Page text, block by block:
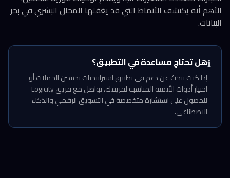
الأهم أنه يكتشف الأنماط التي قد يغفلها المحلل البشري في بحر
البيانات.
ℹ️هل تحتاج مساعدة في التطبيق؟
إذا كنت تبحث عن دعم في تطبيق استراتيجيات تحسين الحملات أو
اختيار أدوات الأتمتة المناسبة لفريقك، تواصل مع فريق Logicity
للحصول على استشارة متخصصة في التسويق الرقمي والذكاء
الاصطناعي.